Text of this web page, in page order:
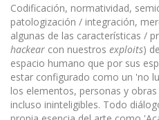
Codificación, normatividad,
patologización / integración,
algunas de las características /
hackear con nuestros exploits)
espacio humano que por sus
estar configurado como un 'no
los elementos, personas y
incluso ininteligibles. Todo